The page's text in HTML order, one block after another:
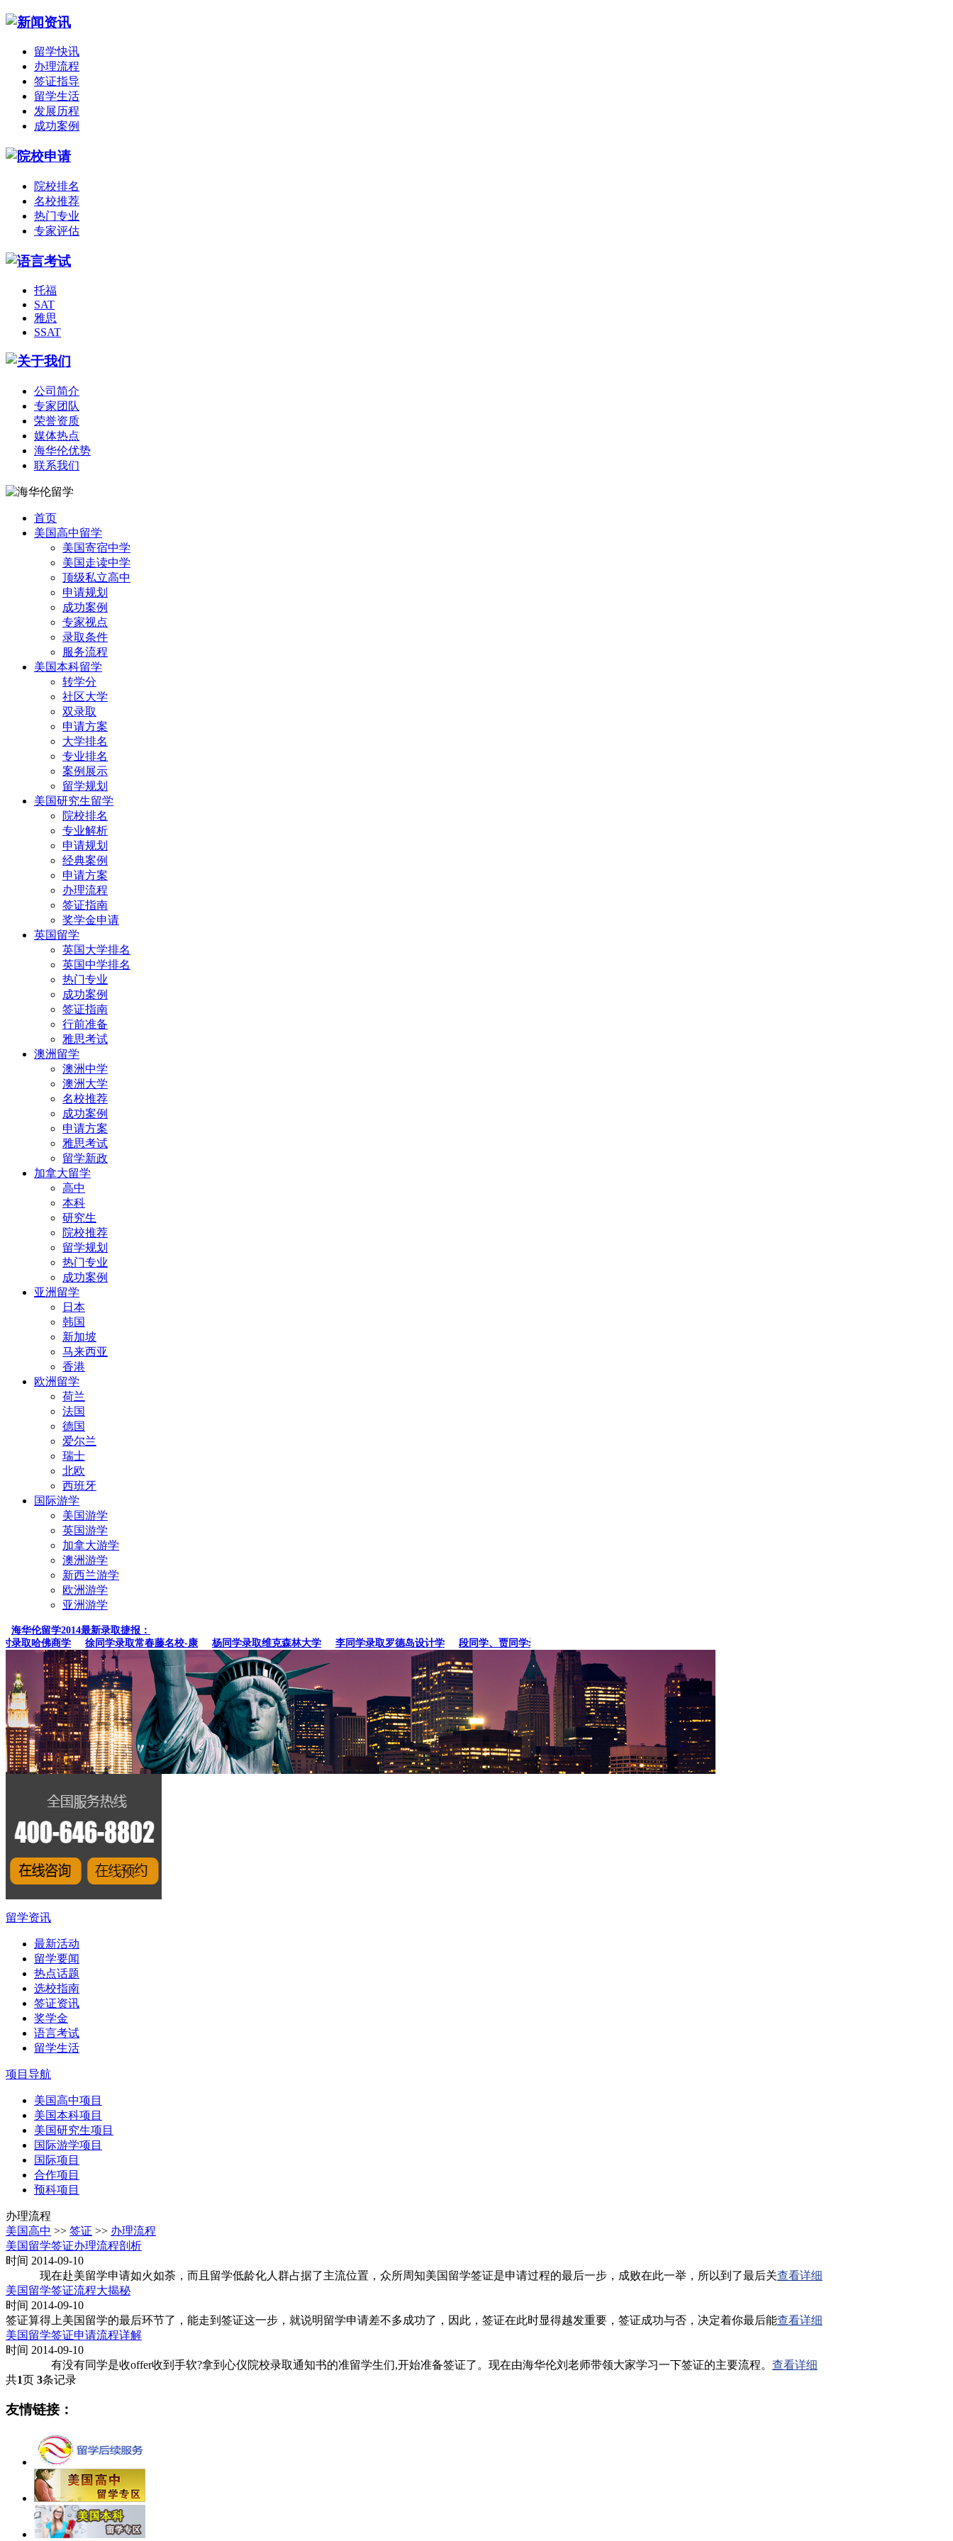
留学快讯
办理流程
签证指导
留学生活
发展历程
成功案例
院校排名
名校推荐
热门专业
专家评估
托福
SAT
雅思
SSAT
公司简介
专家团队
荣誉资质
媒体热点
海华伦优势
联系我们
首页
美国高中留学
美国寄宿中学
美国走读中学
顶级私立高中
申请规划
成功案例
专家视点
录取条件
服务流程
美国本科留学
转学分
社区大学
双录取
申请方案
大学排名
专业排名
案例展示
留学规划
美国研究生留学
院校排名
专业解析
申请规划
经典案例
申请方案
办理流程
签证指南
奖学金申请
英国留学
英国大学排名
英国中学排名
热门专业
成功案例
签证指南
行前准备
雅思考试
澳洲留学
澳洲中学
澳洲大学
名校推荐
成功案例
申请方案
雅思考试
留学新政
加拿大留学
高中
本科
研究生
院校推荐
留学规划
热门专业
成功案例
亚洲留学
日本
韩国
新加坡
马来西亚
香港
欧洲留学
荷兰
法国
德国
爱尔兰
瑞士
北欧
西班牙
国际游学
美国游学
英国游学
加拿大游学
澳洲游学
新西兰游学
欧洲游学
亚洲游学
海华伦留学2014最新录取捷报：
取哈佛商学
徐同学录取常春藤名校-康 杨同学录取维克森林大学 李同学录取罗德岛设计学 段同学、贾同学录取纽约
留学资讯
最新活动
留学要闻
热点话题
选校指南
签证资讯
奖学金
语言考试
留学生活
项目导航
美国高中项目
美国本科项目
美国研究生项目
国际游学项目
国际项目
合作项目
预科项目
办理流程
美国高中 >> 签证 >> 办理流程
美国留学签证办理流程剖析
时间 2014-09-10
现在赴美留学申请如火如荼，而且留学低龄化人群占据了主流位置，众所周知美国留学签证是申请过程的最后一步，成败在此一举，所以到了最后关查看详细
美国留学签证流程大揭秘
时间 2014-09-10
签证算得上美国留学的最后环节了，能走到签证这一步，就说明留学申请差不多成功了，因此，签证在此时显得越发重要，签证成功与否，决定着你最后能查看详细
美国留学签证申请流程详解
时间 2014-09-10
有没有同学是收offer收到手软?拿到心仪院校录取通知书的准留学生们,开始准备签证了。现在由海华伦刘老师带领大家学习一下签证的主要流程。 查看详细
共1页 3条记录
友情链接：